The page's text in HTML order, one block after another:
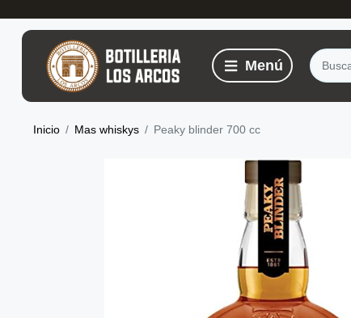
Inicio Mas whiskys Peaky blinder 700 cc